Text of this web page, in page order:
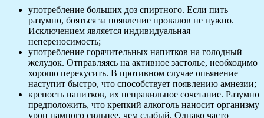
употребление больших доз спиртного. Если пить
разумно, бояться за появление провалов не нужно.
Исключением является индивидуальная
непереносимость;
употребление горячительных напитков на голодный
желудок. Отправляясь на активное застолье, необходимо
хорошо перекусить. В противном случае опьянение
наступит быстро, что способствует появлению амнезии;
крепость напитков, их неправильное сочетание. Разумно
предположить, что крепкий алкоголь наносит организму
урон намного сильнее, чем слабый. Однако часто